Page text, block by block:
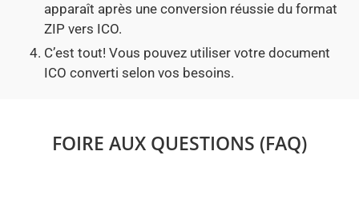
apparaît après une conversion réussie du format
ZIP vers ICO.
C’est tout! Vous pouvez utiliser votre document
ICO converti selon vos besoins.
FOIRE AUX QUESTIONS (FAQ)